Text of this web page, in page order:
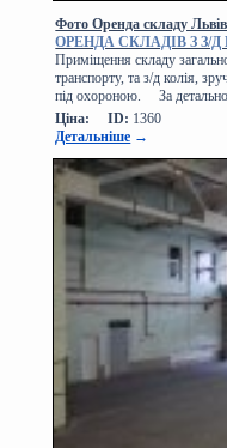
Фото Оренда складу
ОРЕНДА СКЛАДІВ З З/
Приміщення складу
транспорту, та з/д колія,
під охороною. За
Ціна:
ID: 1360
Детальніше →